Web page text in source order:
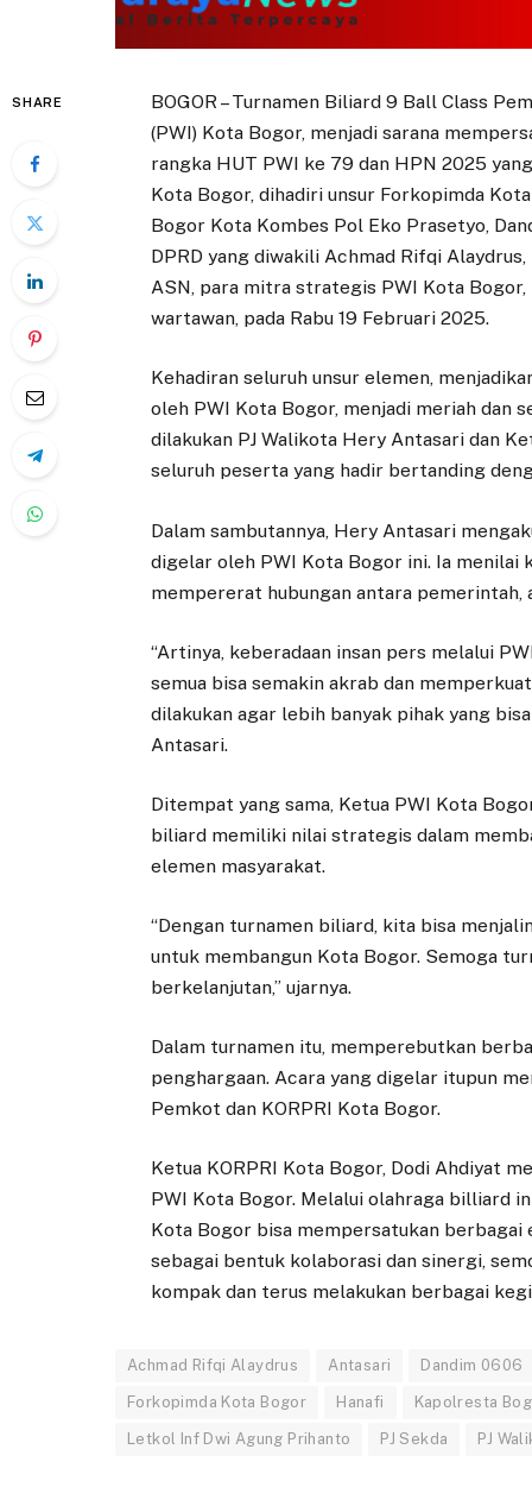
SHARE
BOGOR – Turnamen Biliard 9 Ball Class
(PWI) Kota Bogor, menjadi sarana
rangka HUT PWI ke 79 dan HPN 2025
Kota Bogor, dihadiri unsur Forkopimda
Bogor Kota Kombes Pol Eko Prasetyo,
DPRD yang diwakili Achmad Rifqi
ASN, para mitra strategis PWI Kota
wartawan, pada Rabu 19 Februari 2025.
Kehadiran seluruh unsur elemen,
oleh PWI Kota Bogor, menjadi meriah dan
dilakukan PJ Walikota Hery Antasari dan
seluruh peserta yang hadir bertanding
Dalam sambutannya, Hery Antasari
digelar oleh PWI Kota Bogor ini. Ia
mempererat hubungan antara pemerintah,
“Artinya, keberadaan insan pers melalui
semua bisa semakin akrab dan
dilakukan agar lebih banyak pihak yang
Antasari.
Ditempat yang sama, Ketua PWI Kota
biliard memiliki nilai strategis dalam
elemen masyarakat.
“Dengan turnamen biliard, kita bisa
untuk membangun Kota Bogor. Semoga
berkelanjutan,” ujarnya.
Dalam turnamen itu, memperebutkan
penghargaan. Acara yang digelar itupun
Pemkot dan KORPRI Kota Bogor.
Ketua KORPRI Kota Bogor, Dodi Ahdiyat
PWI Kota Bogor. Melalui olahraga billiard
Kota Bogor bisa mempersatukan berbagai
sebagai bentuk kolaborasi dan sinergi,
kompak dan terus melakukan berbagai
Achmad Rifqi Alaydrus Antasari Dandim 0606
Forkopimda Kota Bogor Hanafi Kapolresta
Letkol Inf Dwi Agung Prihanto PJ Sekda PJ